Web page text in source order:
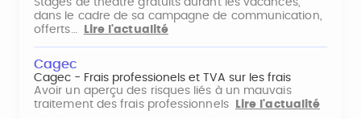
Stages de théâtre gratuits durant les vacances,
dans le cadre de sa campagne de communication,
offerts…
Lire l'actualité
Cagec
Cagec - Frais professionels et TVA sur les frais
Avoir un aperçu des risques liés à un mauvais
traitement des frais professionnels
Lire l'actualité